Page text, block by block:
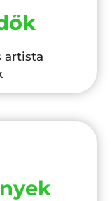
artista